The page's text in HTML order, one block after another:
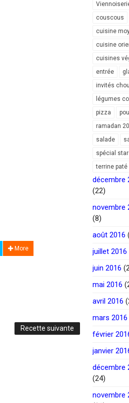
More
Recette suivante
couscous
cuisine
cuisine
cuisines
entrée
invités
légumes
pizza
ramadan
salade
spécial
terrine paté
décembre
(22)
novembre
(8)
août 2016
juillet 2016
juin 2016
mai 2016
avril 2016
mars 2016
février
janvier
décembre
(24)
novembre